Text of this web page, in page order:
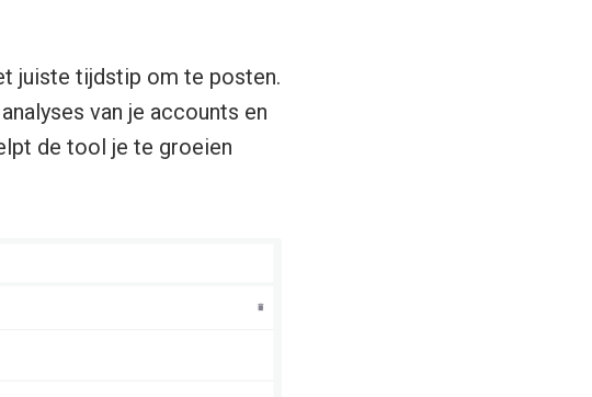
juiste tijdstip om te posten.
van je accounts en
de tool je te groeien